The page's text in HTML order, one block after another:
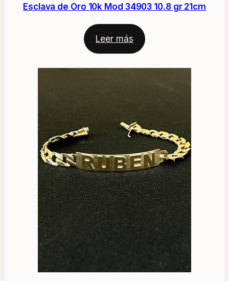
Esclava de Oro 10k Mod 34903 10.8 gr 21cm
Leer más